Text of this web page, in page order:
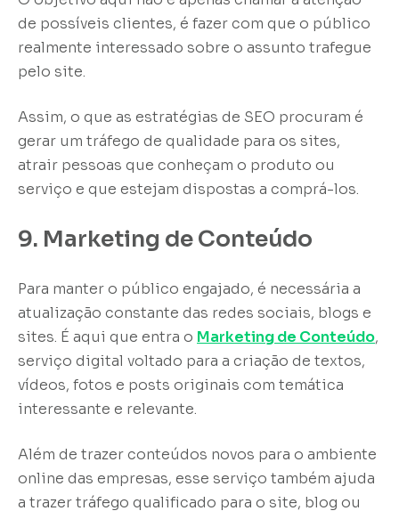
de possíveis clientes, é fazer com que o público
realmente interessado sobre o assunto trafegue
pelo site.
Assim, o que as estratégias de SEO procuram é
gerar um tráfego de qualidade para os sites,
atrair pessoas que conheçam o produto ou
serviço e que estejam dispostas a comprá-los.
9. Marketing de Conteúdo
Para manter o público engajado, é necessária a
atualização constante das redes sociais, blogs e
sites. É aqui que entra o Marketing de Conteúdo,
serviço digital voltado para a criação de textos,
vídeos, fotos e posts originais com temática
interessante e relevante.
Além de trazer conteúdos novos para o ambiente
online das empresas, esse serviço também ajuda
a trazer tráfego qualificado para o site, blog ou